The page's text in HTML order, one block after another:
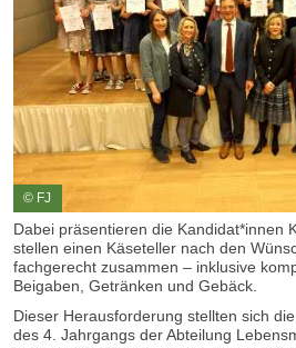
© FJ
Dabei präsentieren die Kandidat*innen
stellen einen Käseteller nach den
fachgerecht zusammen – inklusive
Beigaben, Getränken und Gebäck.
Dieser Herausforderung stellten sich
des 4. Jahrgangs der Abteilung